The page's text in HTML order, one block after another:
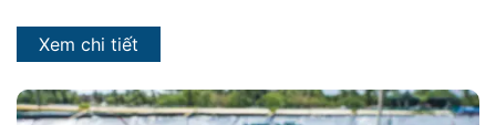
Xem chi tiết